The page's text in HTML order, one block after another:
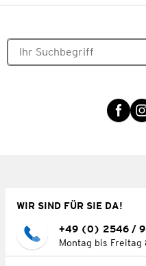
WIR SIND FÜR SIE DA!
+49 (0) 2546 /
Montag bis Freitag